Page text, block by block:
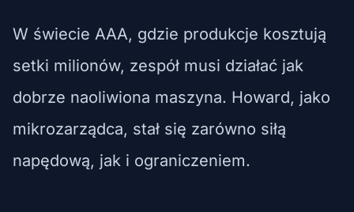
W świecie AAA, gdzie produkcje kosztują
setki milionów, zespół musi działać jak
dobrze naoliwiona maszyna. Howard, jako
mikrozarządca, stał się zarówno siłą
napędową, jak i ograniczeniem.